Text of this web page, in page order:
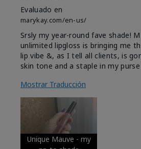
Evaluado en
marykay.com/en-us/
Srsly my year-round fave shade!
unlimited lipgloss is bringing me
lip vibe &, as I tell all clients, is
skin tone and a staple in my purse
Mostrar Traducción
Unique Mauve - my